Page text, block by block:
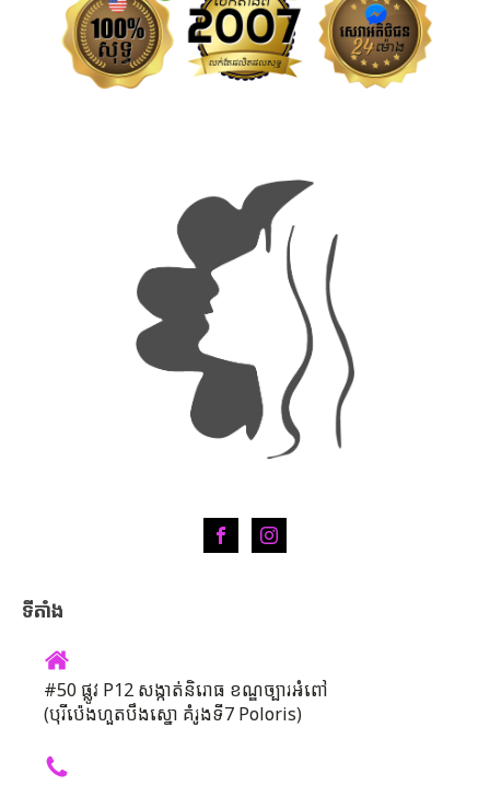
ទីតាំង
#50 ផ្លូវ P12 សង្កាត់និរោធ ខណ្ឌច្បារអំពៅ
(បុរីប៉េងហួតបឹងស្នោ គំរូងទី7 Poloris)